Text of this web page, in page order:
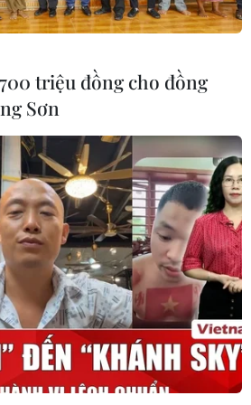
quả trứng do
Salmonella
3 ca tử vong do
4 bé gái
hoàn toàn tự
triệu đồng cho đồng
Sơn